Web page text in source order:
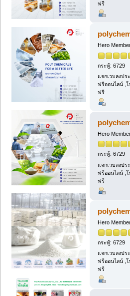
ฟรี
Hero
กระทู้: 6729
แจกเวบลงป
ฟรีออนไลน์ ,
ฟรี
Hero
กระทู้: 6729
แจกเวบลงป
ฟรีออนไลน์ ,
ฟรี
Hero
กระทู้: 6729
แจกเวบลงป
ฟรีออนไลน์ ,
ฟรี